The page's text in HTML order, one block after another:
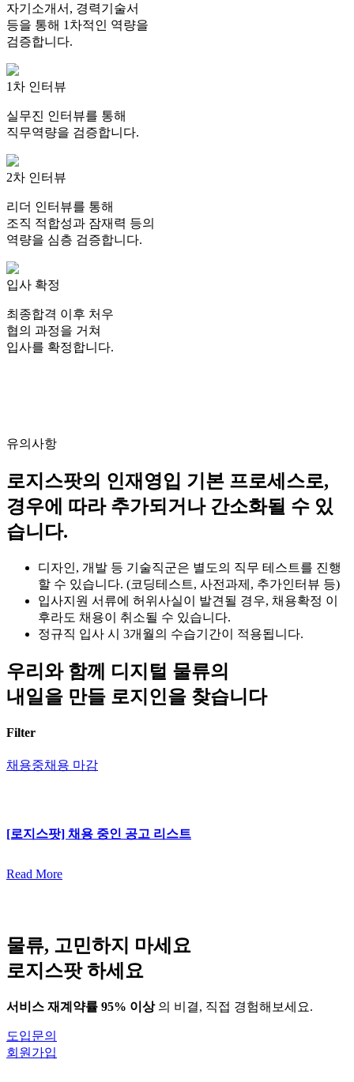
자기소개서, 경력기술서
등을 통해 1차적인 역량을
검증합니다.
1차 인터뷰
실무진 인터뷰를 통해
직무역량을 검증합니다.
2차 인터뷰
리더 인터뷰를 통해
조직 적합성과 잠재력 등의
역량을 심층 검증합니다.
입사 확정
최종합격 이후 처우
협의 과정을 거쳐
입사를 확정합니다.
유의사항
로지스팟의 인재영입 기본 프로세스로,
경우에 따라 추가되거나 간소화될 수 있
습니다.
디자인, 개발 등 기술직군은 별도의 직무 테스트를 진행
할 수 있습니다. (코딩테스트, 사전과제, 추가인터뷰 등)
입사지원 서류에 허위사실이 발견될 경우, 채용확정 이
후라도 채용이 취소될 수 있습니다.
정규직 입사 시 3개월의 수습기간이 적용됩니다.
우리와 함께 디지털 물류의
내일을 만들 로지인을 찾습니다
Filter
채용중채용 마감
지
채
공
고
리
트
[로지스팟] 채용 중인 공고 리스트
Read More
물류, 고민하지 마세요
로지스팟 하세요
서비스 재계약률 95% 이상의 비결, 직접 경험해보세요.
도입문의
회원가입